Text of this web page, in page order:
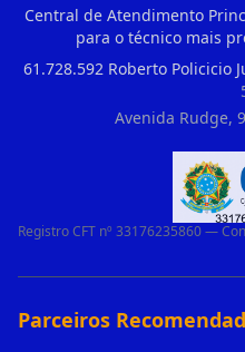
Central de Atendimento
para o técnico mais
61.728.592 Roberto Policicio
Avenida Rudge,
Registro CFT nº 33176235860 —
Parceiros